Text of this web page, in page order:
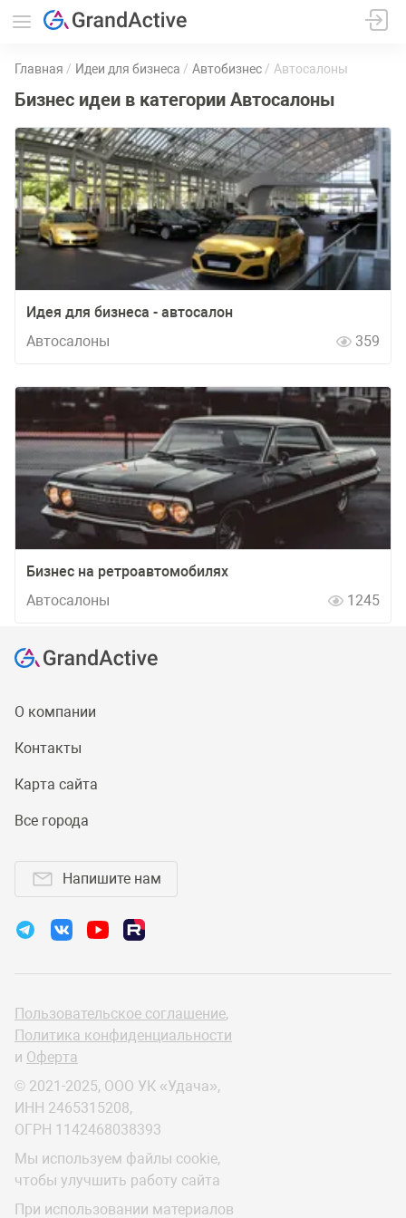
Главная Идеи для бизнеса Автобизнес Автосалоны
Бизнес идеи в категории Автосалоны
Идея для бизнеса - автосалон
Автосалоны
359
Бизнес на ретроавтомобилях
Автосалоны
1245
О компании
Контакты
Карта сайта
Все города
Напишите нам
Пользовательское соглашение,
Политика конфиденциальности
и Оферта
© 2021-2025, ООО УК «Удача»,
ИНН 2465315208,
ОГРН 1142468038393
Мы используем файлы cookie,
чтобы улучшить работу сайта
При использовании материалов